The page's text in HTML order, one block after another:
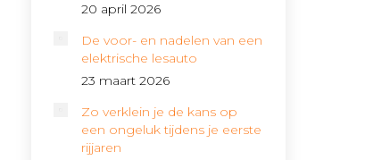
20 april 2026
De voor- en nadelen van een
elektrische lesauto
23 maart 2026
Zo verklein je de kans op
een ongeluk tijdens je eerste
rijjaren